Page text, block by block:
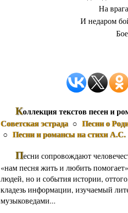
На
И недаром
Коллекция текстов песен и
Советская эстрада○ Песни о
○ Песни и романсы на стихи
Песни сопровождают
«нам песня жить и любить
людей, но и события истории,
кладезь информации, изучаемый
музыковедами...